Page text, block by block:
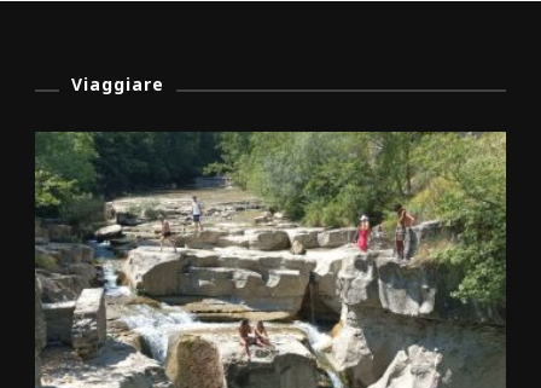
Viaggiare